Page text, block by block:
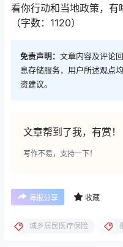
看你行动和当地政策，有
（字数：1120）
免责声明： 文章内容及评论
息存储服务，用户所述观点
资建议。
文章帮到了我，有赏！
写作不易，支持一下！
海报分享 收藏
城乡居民医疗保险